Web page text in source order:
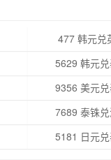
477 韩元兑
5629 韩元
9356 美元
7689 泰铢
5181 日元